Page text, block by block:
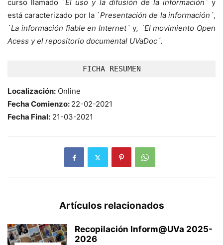
curso llamado `El uso y la difusión de la información´y
está caracterizado por la `Presentación de la información´,
´La información fiable en Internet´ y, `El movimiento Open
Acess y el repositorio documental UVaDoc´.
FICHA RESUMEN
Localización: Online
Fecha Comienzo: 22-02-2021
Fecha Final: 21-03-2021
Artículos relacionados
Recopilación Inform@UVa 2025-
2026